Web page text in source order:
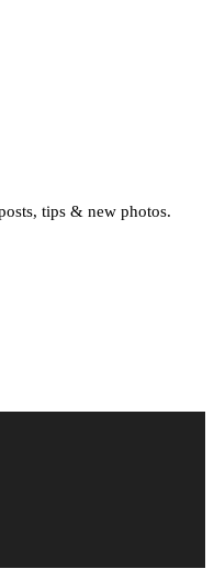
tips & new photos.